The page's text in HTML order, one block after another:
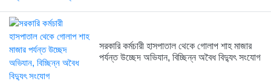
21 hours আগে
সরকারি কর্মচারী হাসপাতাল থেকে গোলাপ শাহ মাজার
পর্যন্ত উচ্ছেদ অভিযান, বিচ্ছিন্ন অবৈধ বিদ্যুৎ সংযোগ